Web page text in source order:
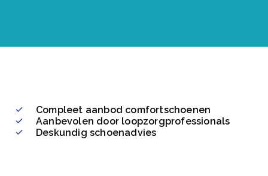
Compleet aanbod comfortschoenen
Aanbevolen door loopzorgprofessionals
Deskundig schoenadvies